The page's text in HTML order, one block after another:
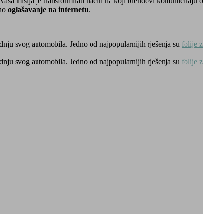
oglašavanje na internetu.
svog automobila. Jedno od najpopularnijih rješenja su folije
svog automobila. Jedno od najpopularnijih rješenja su folije